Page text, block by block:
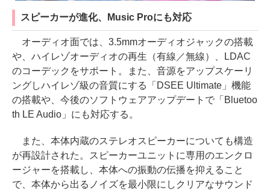
スピーカーが進化、Music Proにも対応
オーディオ面では、3.5mmオーディオジャックの搭載
や、ハイレゾオーディオの再生（有線／無線）、LDAC
のコーデックをサポート。また、音源をアップスケーリ
ングしハイレゾ級の音質にする「DSEE Ultimate」機能
の搭載や、今後のソフトウェアアップデートで「Bluetoo
th LE Audio」にも対応する。
また、本体内蔵のステレオスピーカーについても構造
が再設計された。スピーカーユニットに専用のエンクロ
ージャーを搭載し、本体への振動の伝播を抑えること
で、本体から出るノイズを最小限にしクリアなサウンド